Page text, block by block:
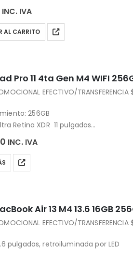
iPadOS 18
INC. IVA
AL CARRITO
Pro 11 4ta Gen M4 WIFI
EFECTIVO/TRANSFERENCIA
256GB
Retina XDR 11 pulgadas
iPadOS 16
INC. IVA
Air 13 M4 13.6 16GB
EFECTIVO/TRANSFERENCIA
pulgadas, retroiluminada por LED